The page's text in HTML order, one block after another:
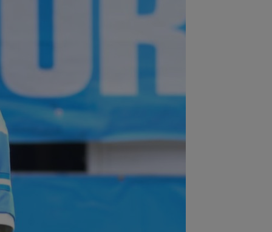
ce a primit amenințări și comentarii
Comunicat oficial al spitalului din
despre Jorge Messi
de la FCSB și nu s-a ferit de
Messi a murit
cu Georgina și au avut o